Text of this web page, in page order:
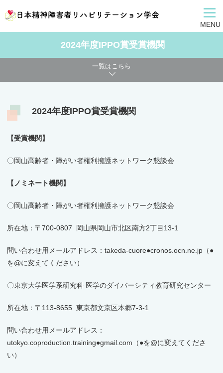
MENU
2024年度IPPO賞受賞機関
一覧はこちら
2024年度IPPO賞受賞機関
【受賞機関】
〇岡山高齢者・障がい者権利擁護ネットワーク懇談会
【ノミネート機関】
〇岡山高齢者・障がい者権利擁護ネットワーク懇談会
所在地：〒700-0807 岡山県岡山市北区南方2丁目13-1
問い合わせ用メールアドレス：takeda-cuore●cronos.ocn.ne.jp（●
を@に変えてください）
〇東京大学医学系研究科 医学のダイバーシティ教育研究センター
所在地：〒113-8655 東京都文京区本郷7-3-1
問い合わせ用メールアドレス：
utokyo.coproduction.training●gmail.com（●を@に変えてくださ
い）